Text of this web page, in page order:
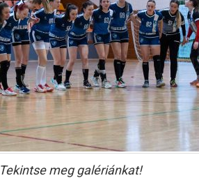
Tekintse meg galériánkat!